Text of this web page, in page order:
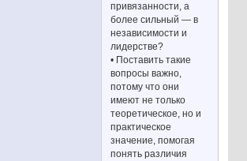
привязанности, а
более сильный — в
независимости и
лидерстве?
• Поставить такие
вопросы важно,
потому что они
имеют не только
теоретическое, но и
практическое
значение, помогая
понять различия